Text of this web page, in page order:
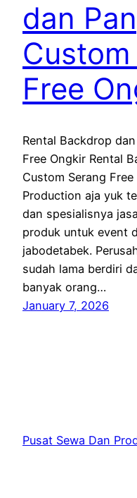
dan
Free
Rental Backdrop
Free Ongkir Rental
Custom Serang
Production aja yuk
dan spesialisnya
produk untuk event
jabodetabek.
sudah lama berdiri
banyak orang…
January 7, 2026
Pusat Sewa Dan